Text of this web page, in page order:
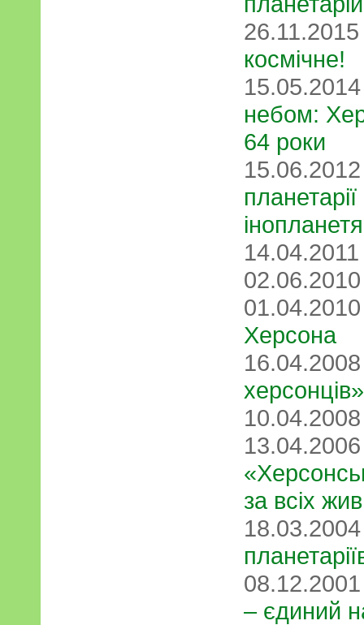
космічне!
небом:
64 роки
Херсона
херсонців»
за всіх
– єдиний